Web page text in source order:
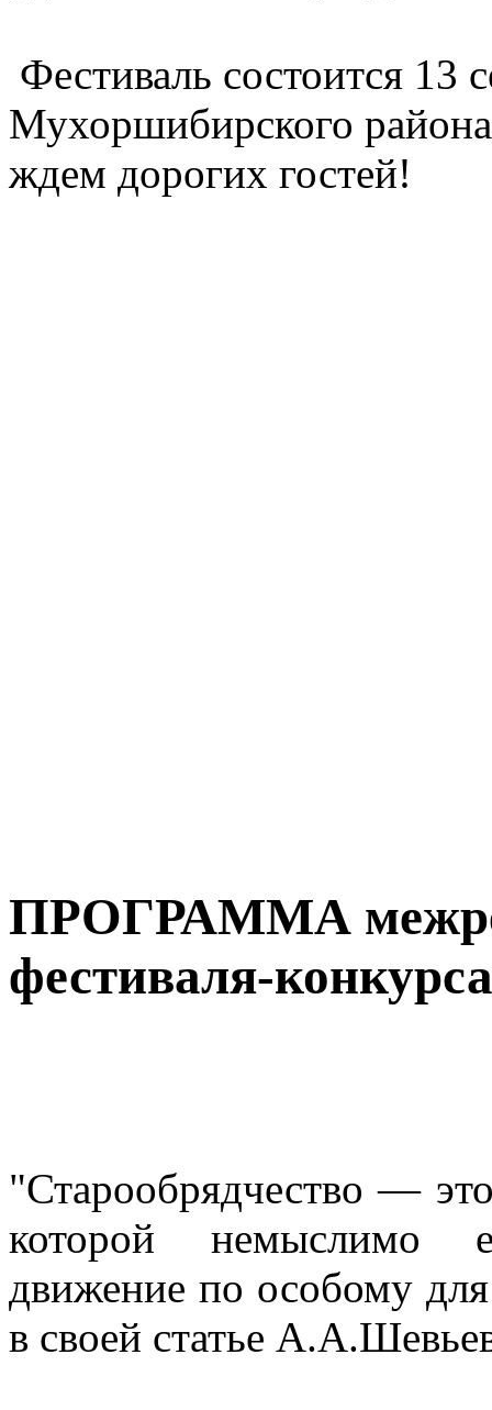
Фестиваль состоится 13
Мухоршибирского
ждем дорогих гостей!
ПРОГРАММА
фестиваля-
"Старообрядчество —
которой немыслимо
движение по особому
в своей статье